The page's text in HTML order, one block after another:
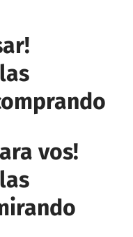
vos!